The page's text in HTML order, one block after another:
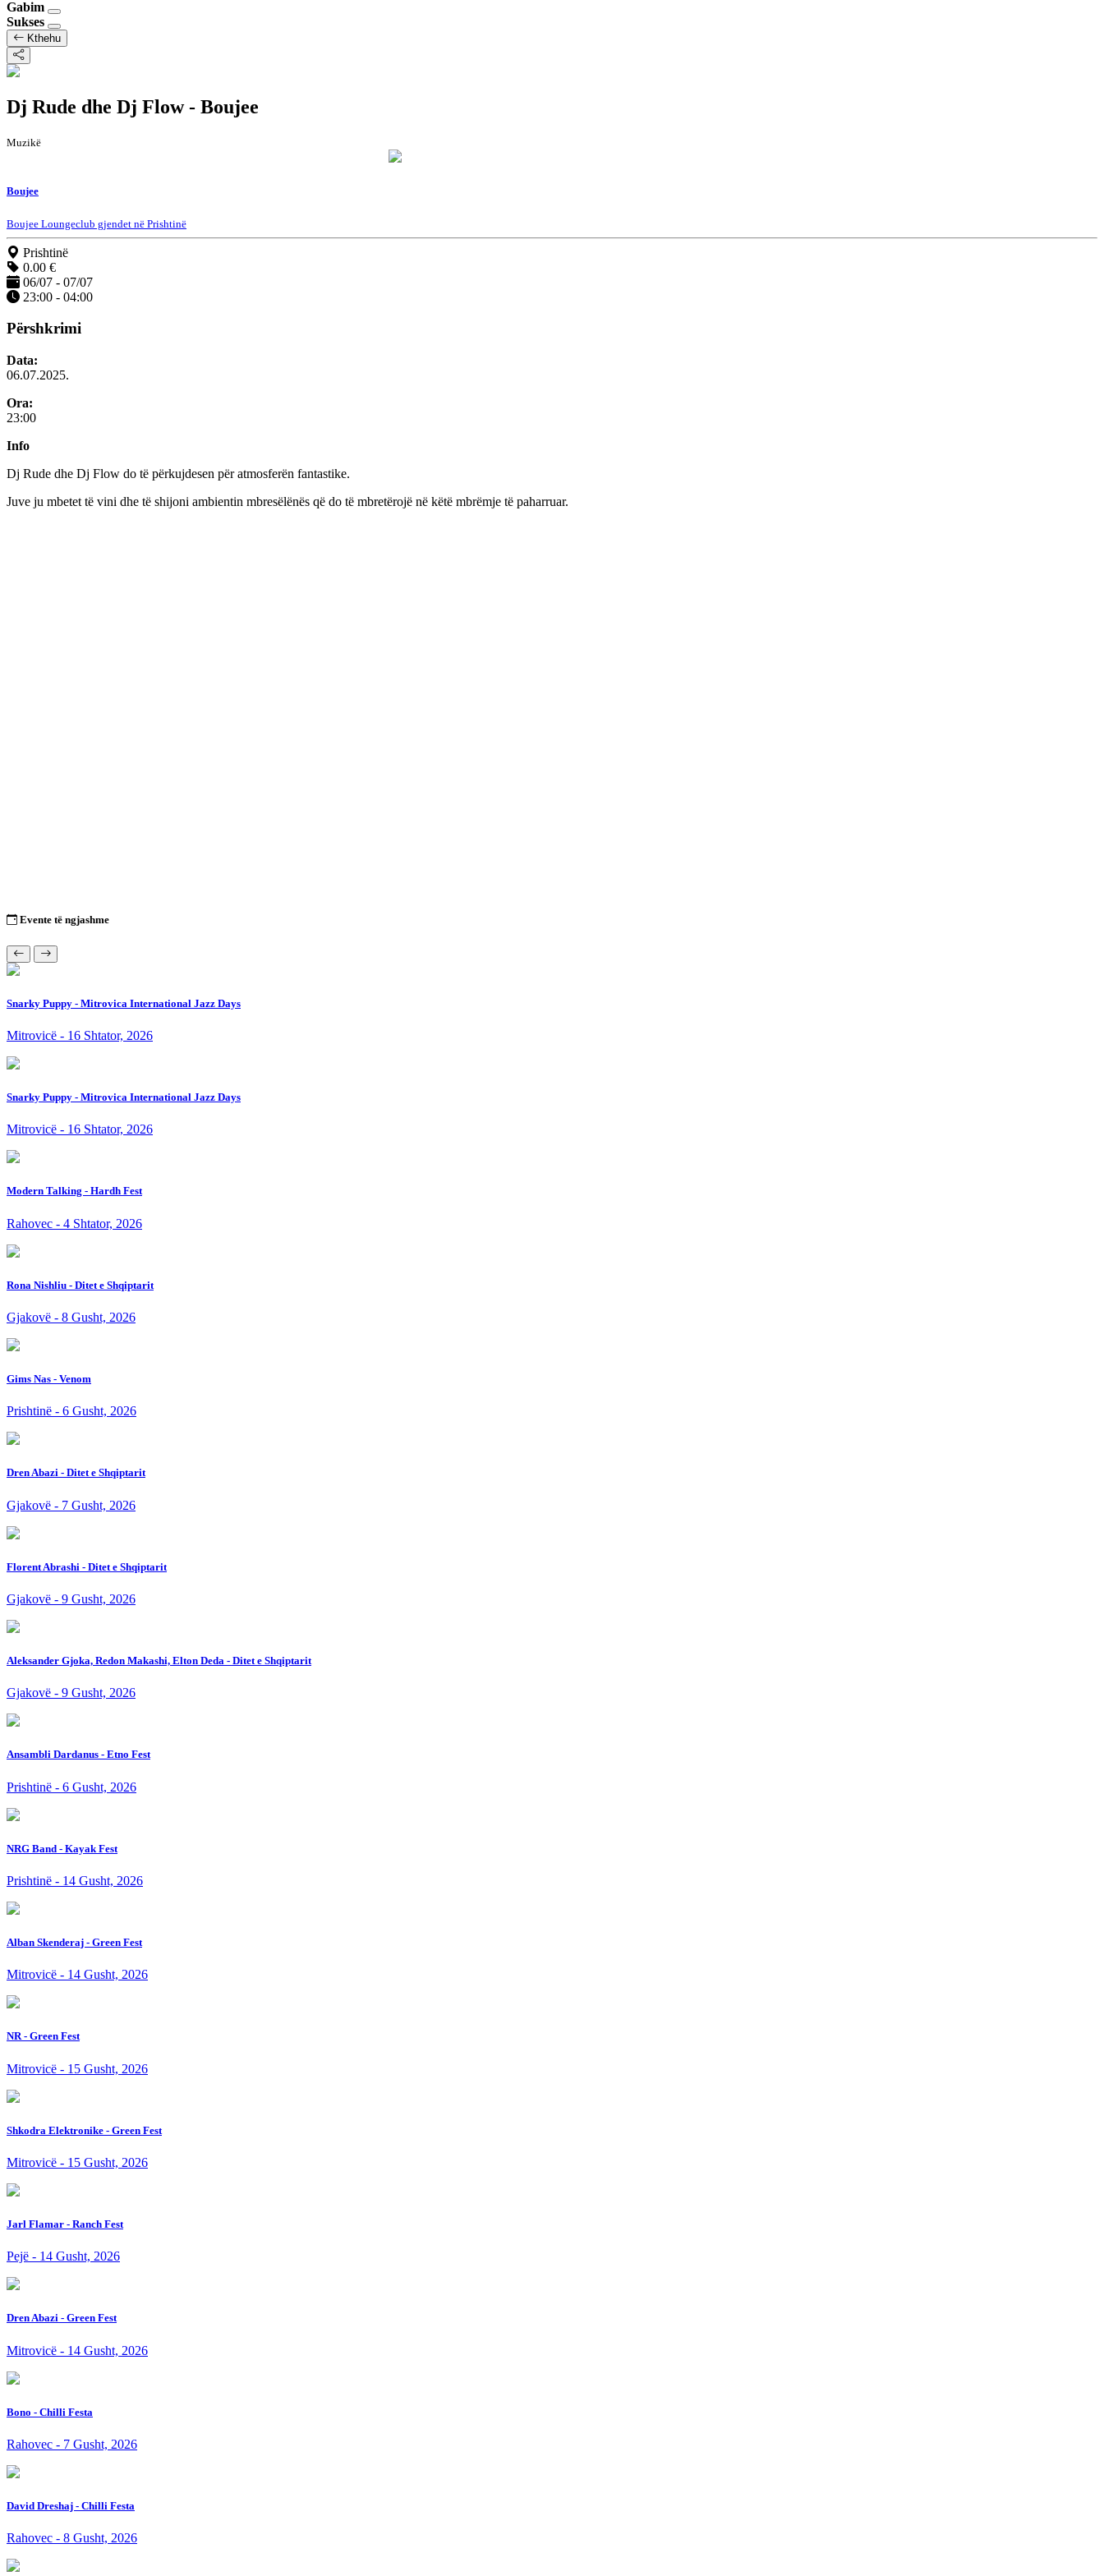
Gabim
Sukses
Kthehu
Dj Rude dhe Dj Flow - Boujee
Muzikë
Boujee
Boujee Loungeclub gjendet në Prishtinë
Prishtinë
0.00 €
06/07 - 07/07
23:00 - 04:00
Përshkrimi
Data:
06.07.2025.
Ora:
23:00
Info
Dj Rude dhe Dj Flow do të përkujdesen për atmosferën fantastike.
Juve ju mbetet të vini dhe të shijoni ambientin mbresëlënës që do të mbretërojë në këtë mbrëmje të paharruar.
Evente të ngjashme
Snarky Puppy - Mitrovica International Jazz Days
Mitrovicë - 16 Shtator, 2026
Snarky Puppy - Mitrovica International Jazz Days
Mitrovicë - 16 Shtator, 2026
Modern Talking - Hardh Fest
Rahovec - 4 Shtator, 2026
Rona Nishliu - Ditet e Shqiptarit
Gjakovë - 8 Gusht, 2026
Gims Nas - Venom
Prishtinë - 6 Gusht, 2026
Dren Abazi - Ditet e Shqiptarit
Gjakovë - 7 Gusht, 2026
Florent Abrashi - Ditet e Shqiptarit
Gjakovë - 9 Gusht, 2026
Aleksander Gjoka, Redon Makashi, Elton Deda - Ditet e Shqiptarit
Gjakovë - 9 Gusht, 2026
Ansambli Dardanus - Etno Fest
Prishtinë - 6 Gusht, 2026
NRG Band - Kayak Fest
Prishtinë - 14 Gusht, 2026
Alban Skenderaj - Green Fest
Mitrovicë - 14 Gusht, 2026
NR - Green Fest
Mitrovicë - 15 Gusht, 2026
Shkodra Elektronike - Green Fest
Mitrovicë - 15 Gusht, 2026
Jarl Flamar - Ranch Fest
Pejë - 14 Gusht, 2026
Dren Abazi - Green Fest
Mitrovicë - 14 Gusht, 2026
Bono - Chilli Festa
Rahovec - 7 Gusht, 2026
David Dreshaj - Chilli Festa
Rahovec - 8 Gusht, 2026